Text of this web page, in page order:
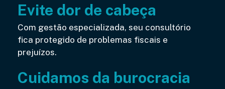
Evite dor de cabeça
Com gestão especializada, seu consultório
fica protegido de problemas fiscais e
prejuízos.
Cuidamos da burocracia